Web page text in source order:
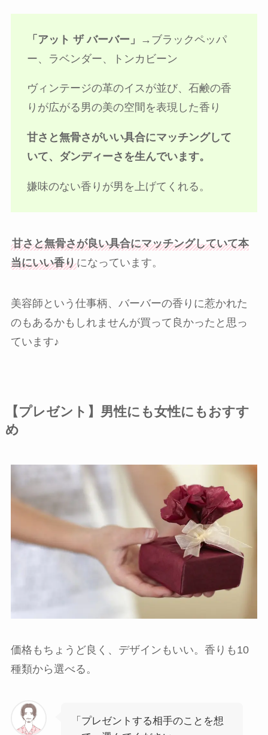
「アット ザ バーバー」→ ブラックペッパ
ー、ラベンダー、トンカビーン
ヴィンテージの革のイスが並び、石鹸の香
りが広がる男の美の空間を表現した香り
甘さと無骨さがいい具合にマッチングして
いて、ダンディーさを生んでいます。
嫌味のない香りが男を上げてくれる。
甘さと無骨さが良い具合にマッチングしていて本
当にいい香りになっています。
美容師という仕事柄、バーバーの香りに惹かれた
のもあるかもしれませんが買って良かったと思っ
ています♪
【プレゼント】男性にも女性にもおすす
め
価格もちょうど良く、デザインもいい。香りも10
種類から選べる。
「プレゼントする相手のことを想